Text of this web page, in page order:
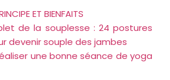
ET BIENFAITS
de la souplesse : 24 postures
devenir souple des jambes
une bonne séance de yoga